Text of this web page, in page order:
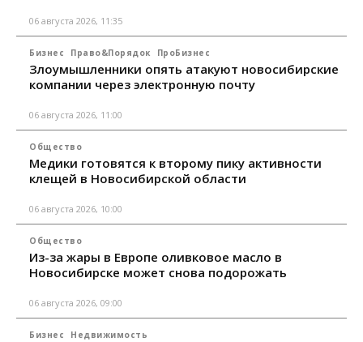
06 августа 2026, 11:35
Бизнес Право&Порядок ПроБизнес
Злоумышленники опять атакуют новосибирские
компании через электронную почту
06 августа 2026, 11:00
Общество
Медики готовятся к второму пику активности
клещей в Новосибирской области
06 августа 2026, 10:00
Общество
Из-за жары в Европе оливковое масло в
Новосибирске может снова подорожать
06 августа 2026, 09:00
Бизнес Недвижимость